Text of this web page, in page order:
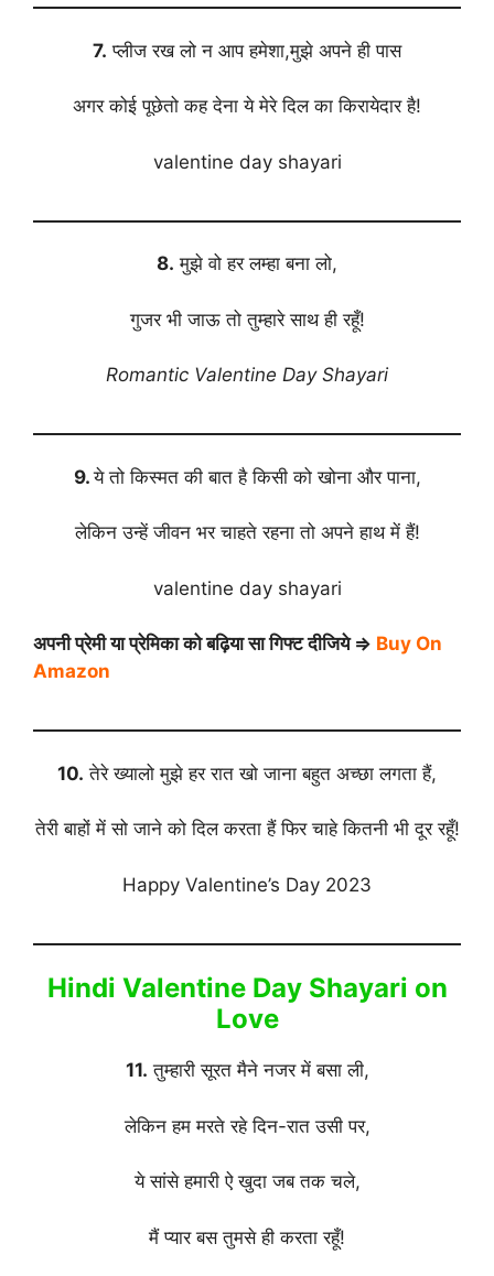
7. प्लीज रख लो न आप हमेशा,मुझे अपने ही पास
अगर कोई पूछेतो कह देना ये मेरे दिल का किरायेदार है!
valentine day shayari
8. मुझे वो हर लम्हा बना लो,
गुजर भी जाऊ तो तुम्हारे साथ ही रहूँ!
Romantic Valentine Day Shayari
9.ये तो किस्मत की बात है किसी को खोना और पाना,
लेकिन उन्हें जीवन भर चाहते रहना तो अपने हाथ में हैं!
valentine day shayari
अपनी प्रेमी या प्रेमिका को बढ़िया सा गिफ्ट दीजिये ⇒ Buy On
Amazon
10. तेरे ख्यालो मुझे हर रात खो जाना बहुत अच्छा लगता हैं,
तेरी बाहों में सो जाने को दिल करता हैं फिर चाहे कितनी भी दूर रहूँ!
Happy Valentine’s Day 2023
Hindi Valentine Day Shayari on
Love
11. तुम्हारी सूरत मैने नजर में बसा ली,
लेकिन हम मरते रहे दिन-रात उसी पर,
ये सांसे हमारी ऐ खुदा जब तक चले,
मैं प्यार बस तुमसे ही करता रहूँ!